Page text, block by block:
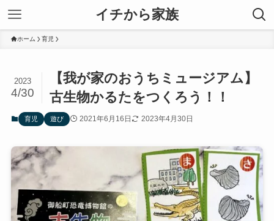
イチから家族
ホーム 育児
【我が家のおうちミュージアム】
古生物かるたをつくろう！！
2023
4/30
育児 遊び 2021年6月16日 2023年4月30日